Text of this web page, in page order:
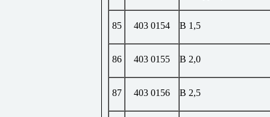
85 403 0154 В 1,5
86 403 0155 В 2,0
87 403 0156 В 2,5